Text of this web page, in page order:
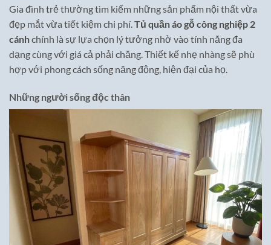
Gia đình trẻ thường tìm kiếm những sản phẩm nội thất vừa
đẹp mắt vừa tiết kiệm chi phí.Tủ quần áo gỗ công nghiệp 2
cánhchính là sự lựa chọn lý tưởng nhờ vào tính năng đa
dạng cùng với giá cả phải chăng. Thiết kế nhẹ nhàng sẽ phù
hợp với phong cách sống năng động, hiện đại của họ.
Những người sống độc thân